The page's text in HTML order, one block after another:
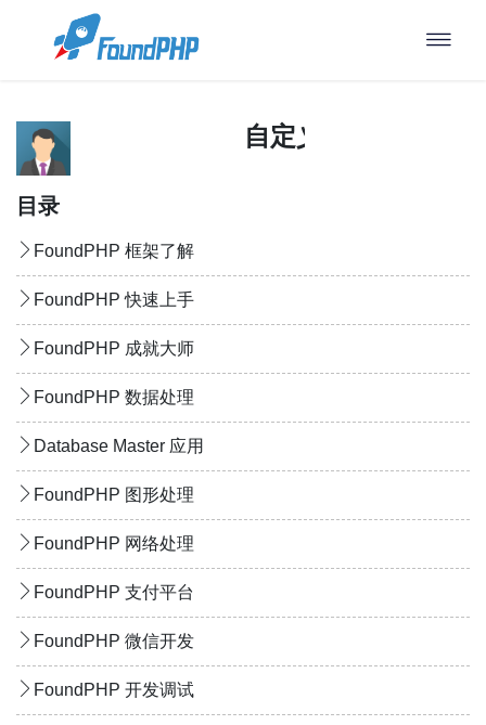
自定义代码与框架
目录
FoundPHP 框架了解
FoundPHP 快速上手
FoundPHP 成就大师
FoundPHP 数据处理
Database Master 应用
FoundPHP 图形处理
FoundPHP 网络处理
FoundPHP 支付平台
FoundPHP 微信开发
FoundPHP 开发调试